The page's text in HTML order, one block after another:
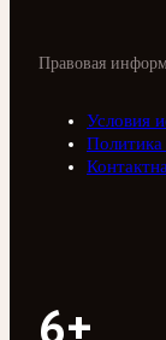
Правовая
Условия
Политика
6+